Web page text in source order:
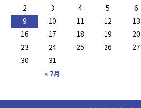
« 7月
2
3 4 5 6
9
10 11 12 13
16
17 18 19 20
23
24 25 26 27
30
31